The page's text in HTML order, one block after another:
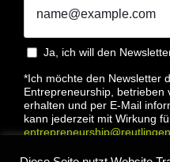
Ja, ich will den
*Ich möchte den Newsletter
Entrepreneurship, betrieben
erhalten und per E-Mail
kann jederzeit mit Wirkung
Datenschutzbestimmung